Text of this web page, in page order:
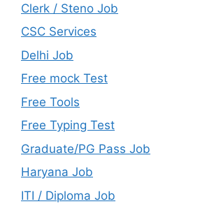
Clerk / Steno Job
CSC Services
Delhi Job
Free mock Test
Free Tools
Free Typing Test
Graduate/PG Pass Job
Haryana Job
ITI / Diploma Job